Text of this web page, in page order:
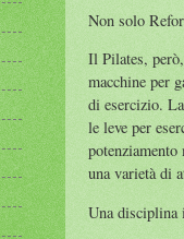
Non solo
Il Pilates,
macchine per
di esercizio.
le leve per
una varietà di
Una disciplina